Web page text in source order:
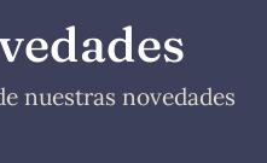
nuestras novedades